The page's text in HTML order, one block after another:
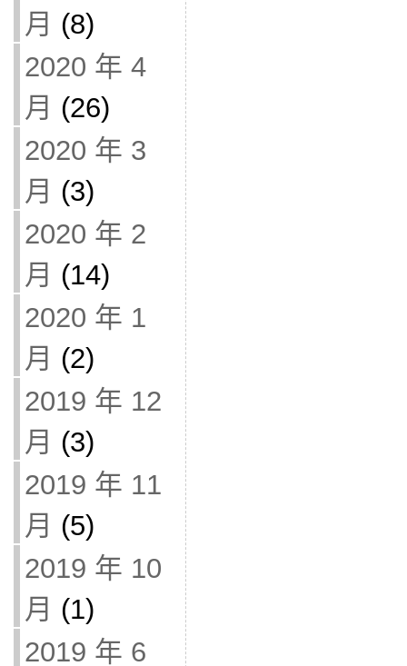
月 (8)
2020 年 4
月 (26)
2020 年 3
月 (3)
2020 年 2
月 (14)
2020 年 1
月 (2)
2019 年 12
月 (3)
2019 年 11
月 (5)
2019 年 10
月 (1)
2019 年 6